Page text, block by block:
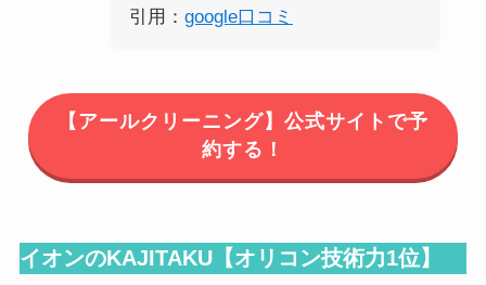
引用： google口コミ
【アールクリーニング】公式サイトで予
約する！
イオンのKAJITAKU【オリコン技術力1位】